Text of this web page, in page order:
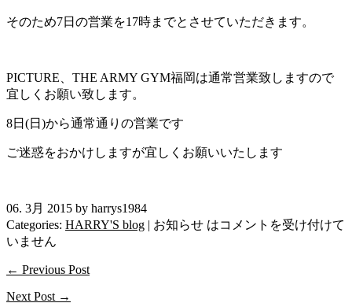
そのため7日の営業を17時までとさせていただきます。
PICTURE、THE ARMY GYM福岡は通常営業致しますので
宜しくお願い致します。
8日(日)から通常通りの営業です
ご迷惑をおかけしますが宜しくお願いいたします
06. 3月 2015 by harrys1984
Categories: HARRY'S blog | お知らせ はコメントを受け付けて
いません
← Previous Post
Next Post →